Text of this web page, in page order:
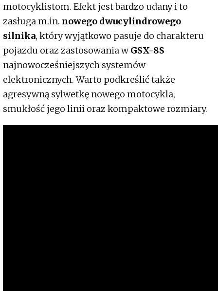
motocyklistom. Efekt jest bardzo udany i to
zasługa m.in. nowego dwucylindrowego
silnika, który wyjątkowo pasuje do charakteru
pojazdu oraz zastosowania wGSX-8S
najnowocześniejszych systemów
elektronicznych. Warto podkreślić także
agresywną sylwetkę nowego motocykla,
smukłość jego linii oraz kompaktowe rozmiary.